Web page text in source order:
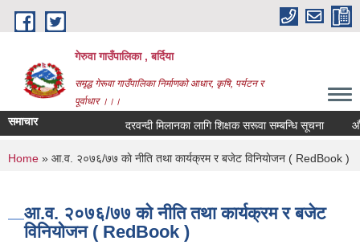
Skip to main content
गेरुवा गाउँपालिका , बर्दिया
समृद्ध गेरूवा गाउँपालिका निर्माणको आधार, कृषि, पर्यटन र
पूर्वाधार ।।।
समाचार दरवन्दी मिलानका लागि शिक्षक सरूवा सम्बन्धि सूचना
You are here
Home » आ.व. २०७६/७७ काे नीति तथा कार्यक्रम र बजेट विनियाेजन ( RedBook )
आ.व. २०७६/७७ काे नीति तथा कार्यक्रम र बजेट
विनियाेजन ( RedBook )